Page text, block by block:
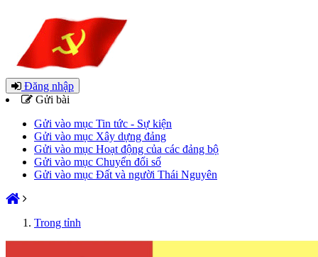
Đăng nhập
Gửi bài
Gửi vào mục Tin tức - Sự kiện
Gửi vào mục Xây dựng đảng
Gửi vào mục Hoạt động của các đảng bộ
Gửi vào mục Chuyển đổi số
Gửi vào mục Đất và người Thái Nguyên
Trong tỉnh